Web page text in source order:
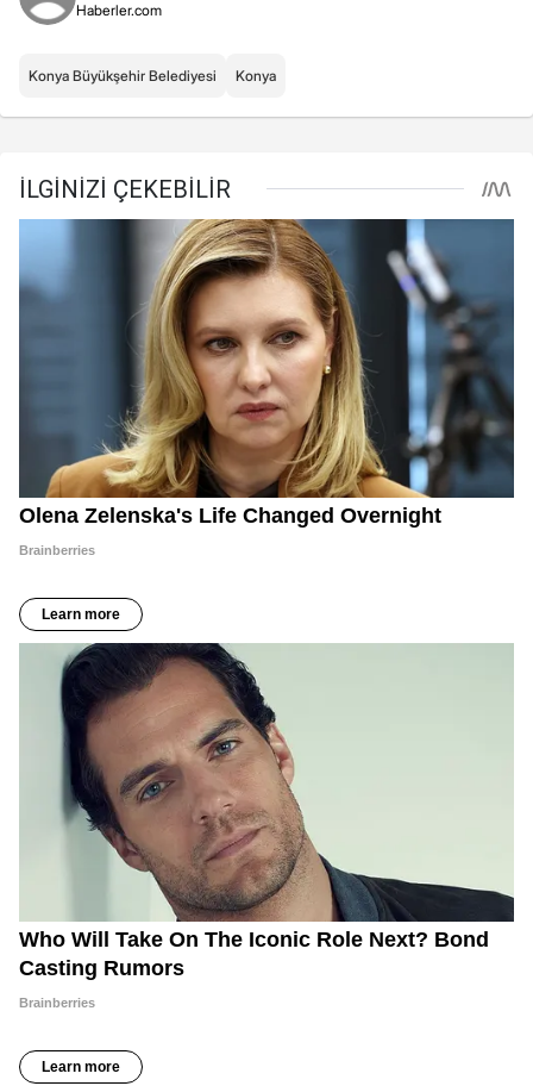
Haberler.com
Konya Büyükşehir Belediyesi Konya